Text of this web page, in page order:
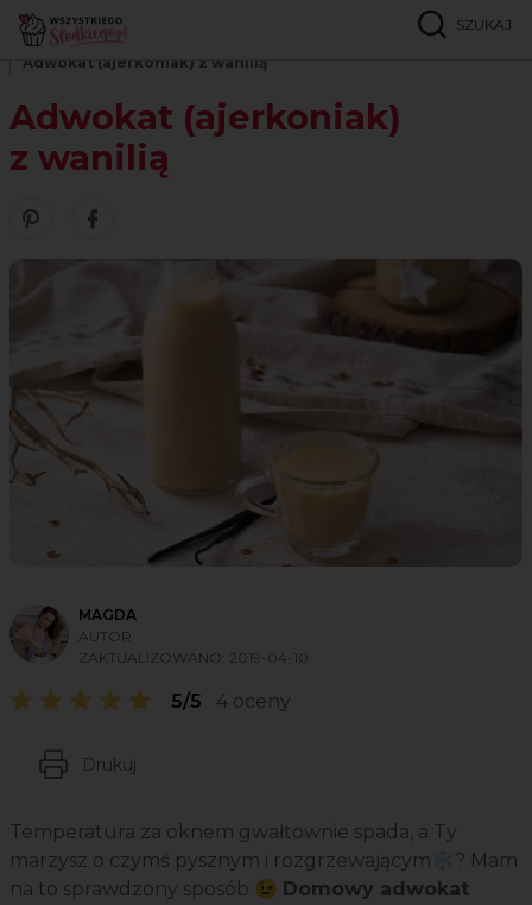
SZUKAJ
Strona główna
Adwokat (ajerkoniak) z wanilią
Adwokat (ajerkoniak)
z wanilią
Zobacz nasze piny w serwisie Pinterest
Udostępnij ten przepis w serwisie Facebook
MAGDA
AUTOR
ZAKTUALIZOWANO: 2019-04-10
5/5 4 oceny
Drukuj
Temperatura za oknem gwałtownie spada, a Ty
marzysz o czymś pysznym i rozgrzewającym❄️? Mam
na to sprawdzony sposób 😉 Domowy adwokat